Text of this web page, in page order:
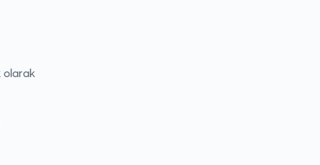
olarak